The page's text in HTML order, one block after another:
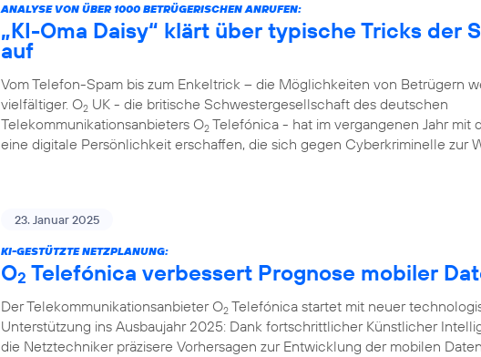
ANALYSE VON ÜBER 1000 BETRÜGERISCHEN ANRUFEN:
„KI-Oma Daisy“ klärt über typische Tricks der
auf
Vom Telefon-Spam bis zum Enkeltrick – die Möglichkeiten von Betrügern
vielfältiger. O2 UK - die britische Schwestergesellschaft des deutschen
Telekommunikationsanbieters O2 Telefónica - hat im vergangenen Jahr mit
eine digitale Persönlichkeit erschaffen, die sich gegen Cyberkriminelle zur
23. Januar 2025
KI-GESTÜTZTE NETZPLANUNG:
O2 Telefónica verbessert Prognose mobiler
Der Telekommunikationsanbieter O2 Telefónica startet mit neuer
Unterstützung ins Ausbaujahr 2025: Dank fortschrittlicher Künstlicher
die Netztechniker präzisere Vorhersagen zur Entwicklung der mobilen